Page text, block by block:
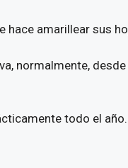
hace amarillear sus
normalmente,
todo el año.